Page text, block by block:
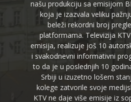
našu produkciju sa emisijom
koja je izazvala veliku
beleži rekordni broj
platformama. Televizija
emisija, realizuje još 10
i svakodnevni informativni
to da je u poslednjih 10
Srbiji u izuzetno lošem
kolege zatvorile svoje
KTV ne daje više emisije iz